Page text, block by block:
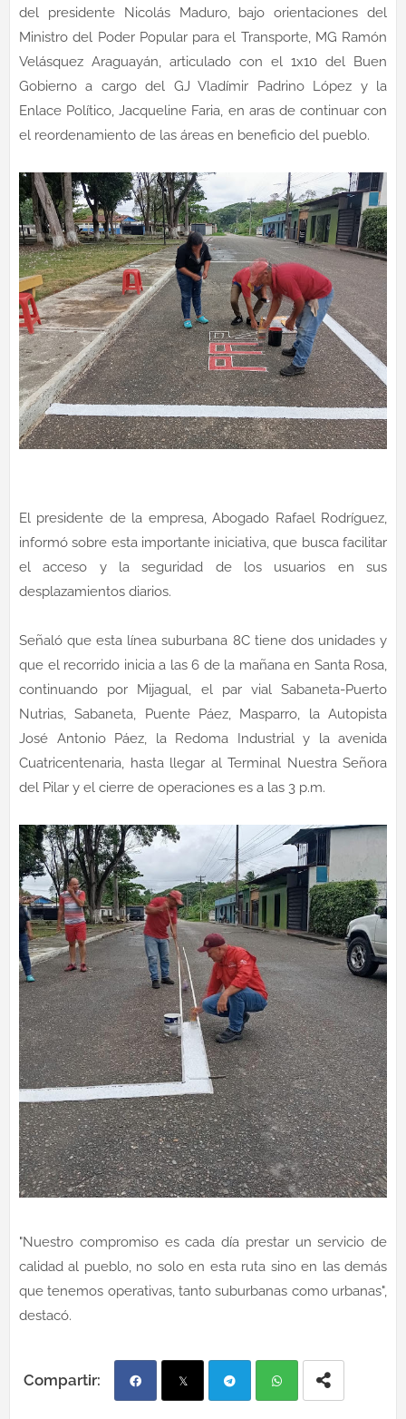
del presidente Nicolás Maduro, bajo orientaciones del
Ministro del Poder Popular para el Transporte, MG Ramón
Velásquez Araguayán, articulado con el 1x10 del Buen
Gobierno a cargo del GJ Vladímir Padrino López y la
Enlace Político, Jacqueline Faria, en aras de continuar con
el reordenamiento de las áreas en beneficio del pueblo.
El presidente de la empresa, Abogado Rafael Rodríguez,
informó sobre esta importante iniciativa, que busca facilitar
el acceso y la seguridad de los usuarios en sus
desplazamientos diarios.
Señaló que esta línea suburbana 8C tiene dos unidades y
que el recorrido inicia a las 6 de la mañana en Santa Rosa,
continuando por Mijagual, el par vial Sabaneta-Puerto
Nutrias, Sabaneta, Puente Páez, Masparro, la Autopista
José Antonio Páez, la Redoma Industrial y la avenida
Cuatricentenaria, hasta llegar al Terminal Nuestra Señora
del Pilar y el cierre de operaciones es a las 3 p.m.
"Nuestro compromiso es cada día prestar un servicio de
calidad al pueblo, no solo en esta ruta sino en las demás
que tenemos operativas, tanto suburbanas como urbanas",
destacó.